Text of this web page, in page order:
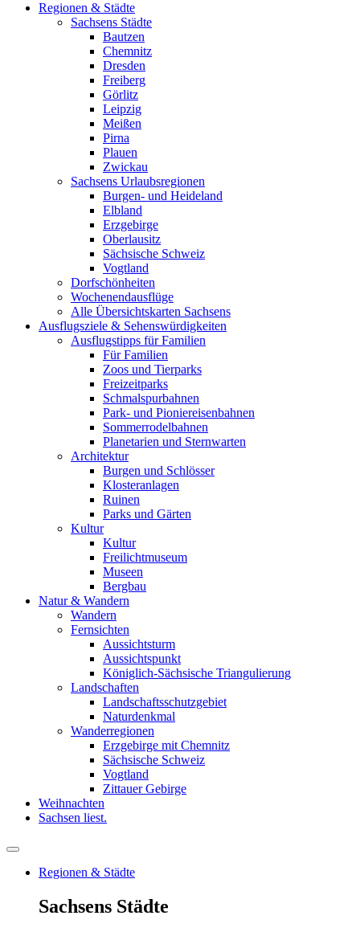
Regionen & Städte
Sachsens Städte
Bautzen
Chemnitz
Dresden
Freiberg
Görlitz
Leipzig
Meißen
Pirna
Plauen
Zwickau
Sachsens Urlaubsregionen
Burgen- und Heideland
Elbland
Erzgebirge
Oberlausitz
Sächsische Schweiz
Vogtland
Dorfschönheiten
Wochenendausflüge
Alle Übersichtskarten Sachsens
Ausflugsziele & Sehenswürdigkeiten
Ausflugstipps für Familien
Für Familien
Zoos und Tierparks
Freizeitparks
Schmalspurbahnen
Park- und Pioniereisenbahnen
Sommerrodelbahnen
Planetarien und Sternwarten
Architektur
Burgen und Schlösser
Klosteranlagen
Ruinen
Parks und Gärten
Kultur
Kultur
Freilichtmuseum
Museen
Bergbau
Natur & Wandern
Wandern
Fernsichten
Aussichtsturm
Aussichtspunkt
Königlich-Sächsische Triangulierung
Landschaften
Landschaftsschutzgebiet
Naturdenkmal
Wanderregionen
Erzgebirge mit Chemnitz
Sächsische Schweiz
Vogtland
Zittauer Gebirge
Weihnachten
Sachsen liest.
Regionen & Städte
Sachsens Städte